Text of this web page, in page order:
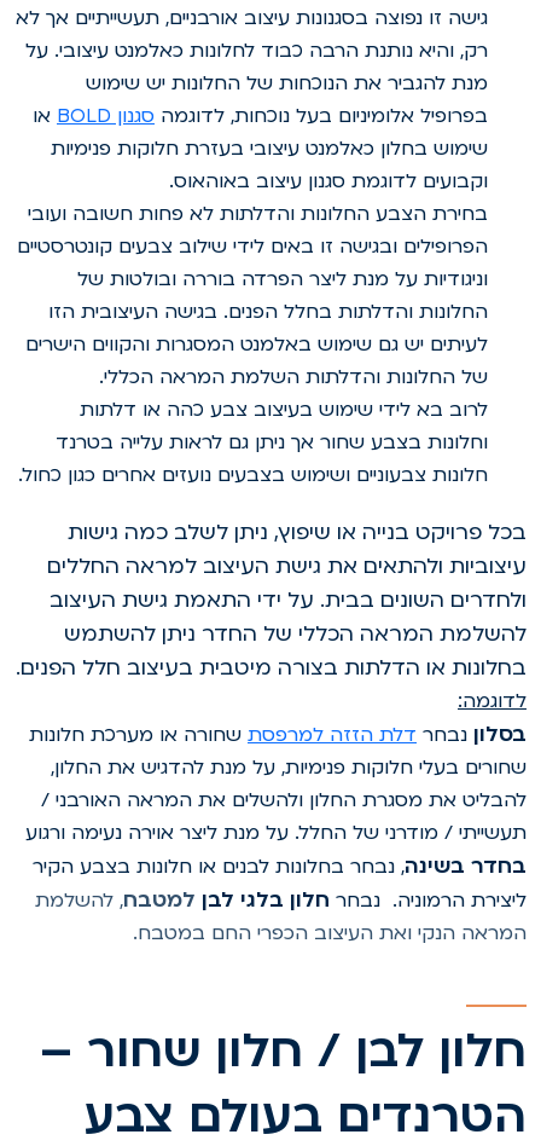
גישה זו נפוצה בסגנונות עיצוב אורבניים, תעשייתיים אך לא
רק, והיא נותנת הרבה כבוד לחלונות כאלמנט עיצובי. על
מנת להגביר את הנוכחות של החלונות יש שימוש
בפרופיל אלומיניום בעל נוכחות, לדוגמהסגנון BOLD
או
שימוש בחלון כאלמנט עיצובי בעזרת חלוקות פנימיות
וקבועים לדוגמת סגנון עיצוב באוהאוס.
בחירת הצבע החלונות והדלתות לא פחות חשובה ועובי
הפרופילים ובגישה זו באים לידי שילוב צבעים קונטרסטיים
וניגודיות על מנת ליצר הפרדה בוררה ובולטות של
החלונות והדלתות בחלל הפנים. בגישה העיצובית הזו
לעיתים יש גם שימוש באלמנט המסגרות והקווים הישרים
של החלונות והדלתות השלמת המראה הכללי.
לרוב בא לידי שימוש בעיצוב צבע כהה או דלתות
וחלונות בצבע שחור אך ניתן גם לראות עלייה בטרנד
חלונות צבעוניים ושימוש בצבעים נועזים אחרים כגון כחול.
פרויקט בנייה או שיפוץ, ניתן לשלב כמה גישות
ולהתאים את גישת העיצוב למראה החללים
השונים בבית. על ידי התאמת גישת העיצוב
המראה הכללי של החדר ניתן להשתמש
או הדלתות בצורה מיטבית בעיצוב חלל הפנים.
נבחרדלת הזזה למרפסתשחורה או מערכת חלונות
בעלי חלוקות פנימיות, על מנת להדגיש את החלון,
את מסגרת החלון ולהשלים את המראה האורבני /
/ מודרני של החלל. על מנת ליצר אוירה נעימה ורגוע
בשינה, נבחר בחלונות לבנים או חלונות בצבע הקיר
הרמוניה. נבחרחלון בלגי לבןלמטבח, להשלמת
הנקי ואת העיצוב הכפרי החם במטבח.
לבן / חלון שחור –
בעולם צבע